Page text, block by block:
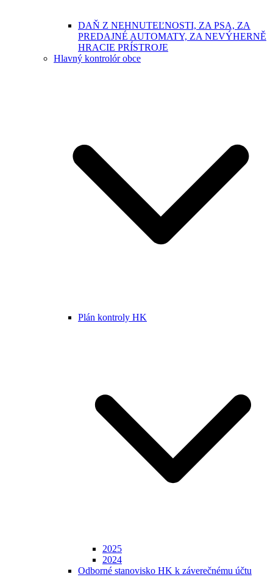
DAŇ Z NEHNUTEĽNOSTI, ZA PSA, ZA
PREDAJNÉ AUTOMATY, ZA NEVÝHERNĚ
HRACIE PRÍSTROJE
Hlavný kontrolór obce
Plán kontroly HK
2025
2024
Odborné stanovisko HK k záverečnému účtu